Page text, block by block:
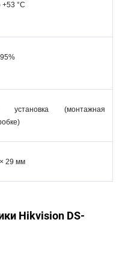
°C
установка (монтажная
29 мм
Hikvision DS-